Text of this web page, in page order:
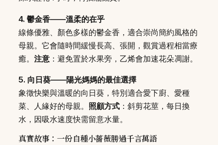
4. 鬱金香——溫柔的在乎
線條優雅、顏色多樣的鬱金香，適合崇尚簡約風格的
母親。它會隨時間緩慢長高、張開，觀賞過程相當療
癒。 注意 ：避免置於水果旁，乙烯會加速花朵凋謝。
5. 向日葵——陽光媽媽的最佳選擇
象徵快樂與溫暖的向日葵，特別適合愛下廚、愛種
菜、人緣好的母親。 照顧方式 ：斜剪花莖，每日換
水，因吸水速度快需留意水量。
真實故事：一份自種小薔薇勝過千言萬語